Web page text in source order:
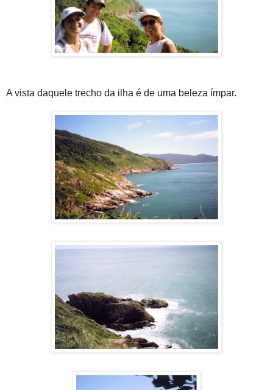
A vista daquele trecho da ilha é de uma beleza ímpar.